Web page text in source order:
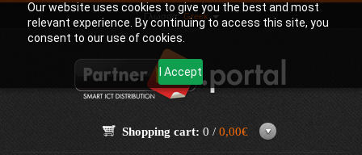
Our website uses cookies to give you the best and most
relevant experience. By continuing to access this site, you
consent to our use of cookies.
I Accept
Γλώσσα:Greek
Shopping cart: 0 / 0,00€